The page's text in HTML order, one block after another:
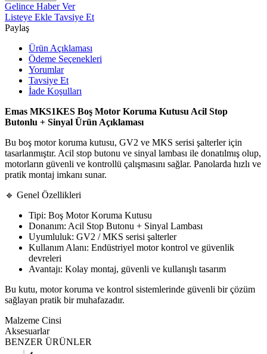
Gelince Haber Ver
Listeye Ekle Tavsiye Et
Paylaş
Ürün Açıklaması
Ödeme Seçenekleri
Yorumlar
Tavsiye Et
İade Koşulları
Emas MKS1KES Boş Motor Koruma Kutusu Acil Stop
Butonlu + Sinyal Ürün Açıklaması
Bu boş motor koruma kutusu, GV2 ve MKS serisi şalterler için
tasarlanmıştır. Acil stop butonu ve sinyal lambası ile donatılmış olup,
motorların güvenli ve kontrollü çalışmasını sağlar. Panolarda hızlı ve
pratik montaj imkanı sunar.
🔹 Genel Özellikleri
Tipi: Boş Motor Koruma Kutusu
Donanım: Acil Stop Butonu + Sinyal Lambası
Uyumluluk: GV2 / MKS serisi şalterler
Kullanım Alanı: Endüstriyel motor kontrol ve güvenlik
devreleri
Avantajı: Kolay montaj, güvenli ve kullanışlı tasarım
Bu kutu, motor koruma ve kontrol sistemlerinde güvenli bir çözüm
sağlayan pratik bir muhafazadır.
Malzeme Cinsi
Aksesuarlar
BENZER ÜRÜNLER